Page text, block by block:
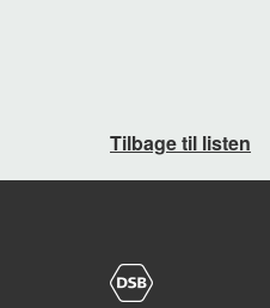
Tilbage til listen